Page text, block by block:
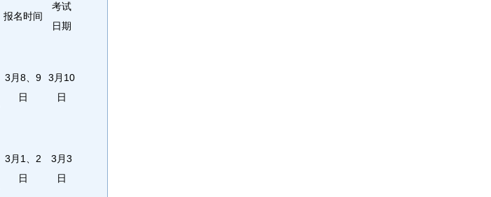
报名时间
考试
日期
3月8、9
日
3月10
日
3月1、2
日
3月3
日